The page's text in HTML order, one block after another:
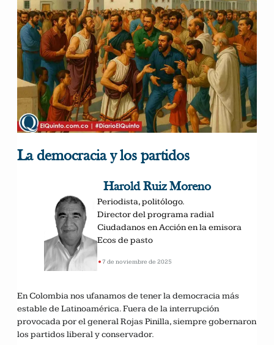
La democracia y los partidos
Harold Ruiz Moreno
Periodista, politólogo.
Director del programa radial
Ciudadanos en Acción en la emisora
Ecos de pasto
•7 de noviembre de 2025
En Colombia nos ufanamos de tener la democracia más
estable de Latinoamérica. Fuera de la interrupción
provocada por el general Rojas Pinilla, siempre gobernaron
los partidos liberal y conservador.